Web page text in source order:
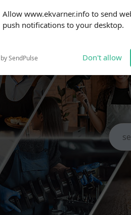
Allow www.ekvarner.info to send
push notifications to your desktop.
SendPulse Don't allow
permission prompts, click
icon